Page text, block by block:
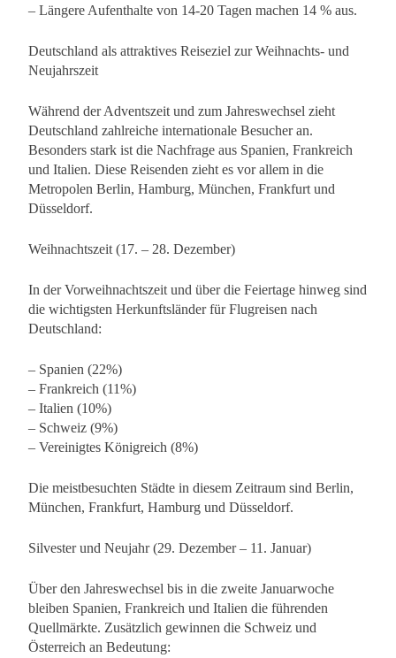
– Längere Aufenthalte von 14-20 Tagen machen 14 % aus.
Deutschland als attraktives Reiseziel zur Weihnachts- und
Neujahrszeit
Während der Adventszeit und zum Jahreswechsel zieht
Deutschland zahlreiche internationale Besucher an.
Besonders stark ist die Nachfrage aus Spanien, Frankreich
und Italien. Diese Reisenden zieht es vor allem in die
Metropolen Berlin, Hamburg, München, Frankfurt und
Düsseldorf.
Weihnachtszeit (17. – 28. Dezember)
In der Vorweihnachtszeit und über die Feiertage hinweg sind
die wichtigsten Herkunftsländer für Flugreisen nach
Deutschland:
– Spanien (22%)
– Frankreich (11%)
– Italien (10%)
– Schweiz (9%)
– Vereinigtes Königreich (8%)
Die meistbesuchten Städte in diesem Zeitraum sind Berlin,
München, Frankfurt, Hamburg und Düsseldorf.
Silvester und Neujahr (29. Dezember – 11. Januar)
Über den Jahreswechsel bis in die zweite Januarwoche
bleiben Spanien, Frankreich und Italien die führenden
Quellmärkte. Zusätzlich gewinnen die Schweiz und
Österreich an Bedeutung: